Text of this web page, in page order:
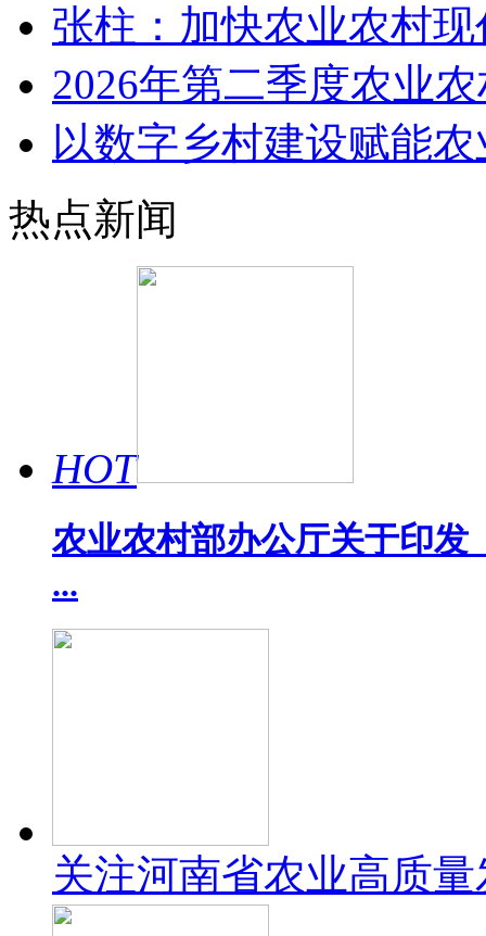
张柱：加快农业农村
2026年第二季度农业
以数字乡村建设赋能
热点新闻
HOT
农业农村部办公厅关于印发
...
关注河南省农业高质